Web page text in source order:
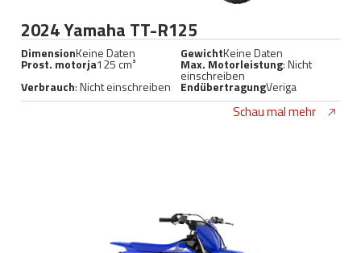
2024 Yamaha TT-R125
DimensionKeine Daten GewichtKeine Daten
Prost. motorja125 cm³ Max. Motorleistung: Nicht
einschreiben
Verbrauch: Nicht einschreiben EndübertragungVeriga
Schau mal mehr